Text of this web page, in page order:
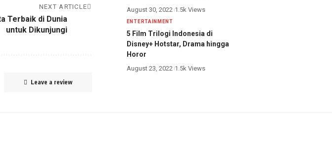
NEXT ARTICLE
Terbaik di Dunia
untuk Dikunjungi
Leave a review
August 30, 2022 1.5k Views
ENTERTAINMENT
5 Film Trilogi Indonesia di
Disney+ Hotstar, Drama hingga
Horor
August 23, 2022 1.5k Views